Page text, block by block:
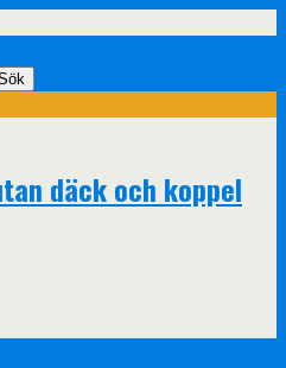
däck och koppel